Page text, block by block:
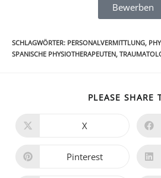
Bewerben
SCHLAGWÖRTER: PERSONALVERMITTLUNG,
SPANISCHE PHYSIOTHERAPEUTEN,
PLEASE SHARE
X
Pinterest